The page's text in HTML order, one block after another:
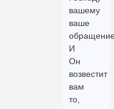
вашему
ваше
И
Он
возвестит
вам
то,